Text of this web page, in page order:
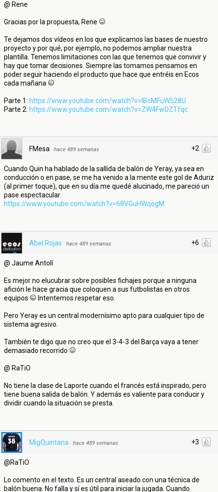
@ Rene
Gracias por la propuesta, Rene
Te dejamos dos vídeos en los que explicamos las bases de nuestro
proyecto y por qué, por ejemplo, no podemos ampliar nuestra
plantilla. Tenemos limitaciones con las que tenemos que convivir y
hay que tomar decisiones. Siempre las tomamos pensamos en
poder seguir haciendo el producto que hace que entréis en Ecos
cada mañana
Parte 1: https://www.youtube.com/watch?v=lBcMFuW528U
Parte 2: https://www.youtube.com/watch?v=ZW4FwDZTfqc
+2
FMesa · hace 489 semanas
Cuando Quin ha hablado de la sallida de balón de Yeray, ya sea en
conducción o en pase, se me ha venido a la mente este gol de Aduriz
(al primer toque), que en su día me quedé alucinado, me pareció un
pase espectacular.
https://www.youtube.com/watch?v=68VGuHWqogM
+6
Abel Rojas · hace 489 semanas
@ Jaume Antolí
Es mejor no elucubrar sobre posibles fichajes porque a ninguna
afición le hace gracia que coloquen a sus futbolistas en otros
equipos
Intentemos respetar eso.
Pero Yeray es un central modernísimo apto para cualquier tipo de
sistema agresivo.
También te digo que no creo que el 3-4-3 del Barça vaya a tener
demasiado recorrido
@ RaTiO
No tiene la clase de Laporte cuando el francés está inspirado, pero
tiene buena salida de balón. Y además es valiente para conducir y
dividir cuando la situación se presta.
+3
MigQuintana · hace 489 semanas
@RaTiO
Lo comento en el texto. Es un central aseado con una técnica de
balón buena. No falla y sí es útil para iniciar la jugada. Cuando